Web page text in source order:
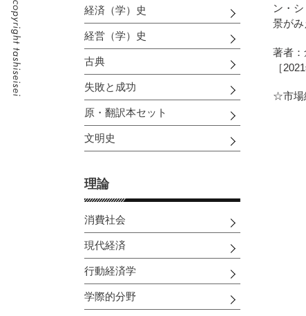
経済（学）史
経営（学）史
古典
失敗と成功
原・翻訳本セット
文明史
理論
消費社会
現代経済
行動経済学
学際的分野
ン・
景がみ
著者
［
☆市場